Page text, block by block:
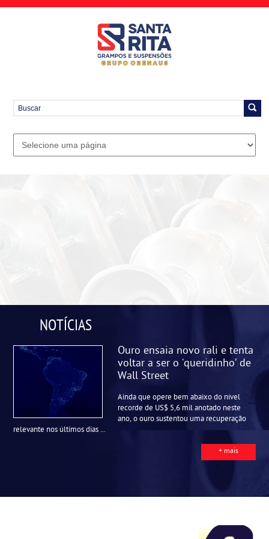
NOTÍCIAS
Ouro ensaia novo rali e tenta
voltar a ser o ‘queridinho’ de
Wall Street
Ainda que opere bem abaixo do nível
recorde de US$ 5,6 mil anotado neste
ano, o ouro sustentou uma recuperação
relevante nos últimos dias ...
+ mais